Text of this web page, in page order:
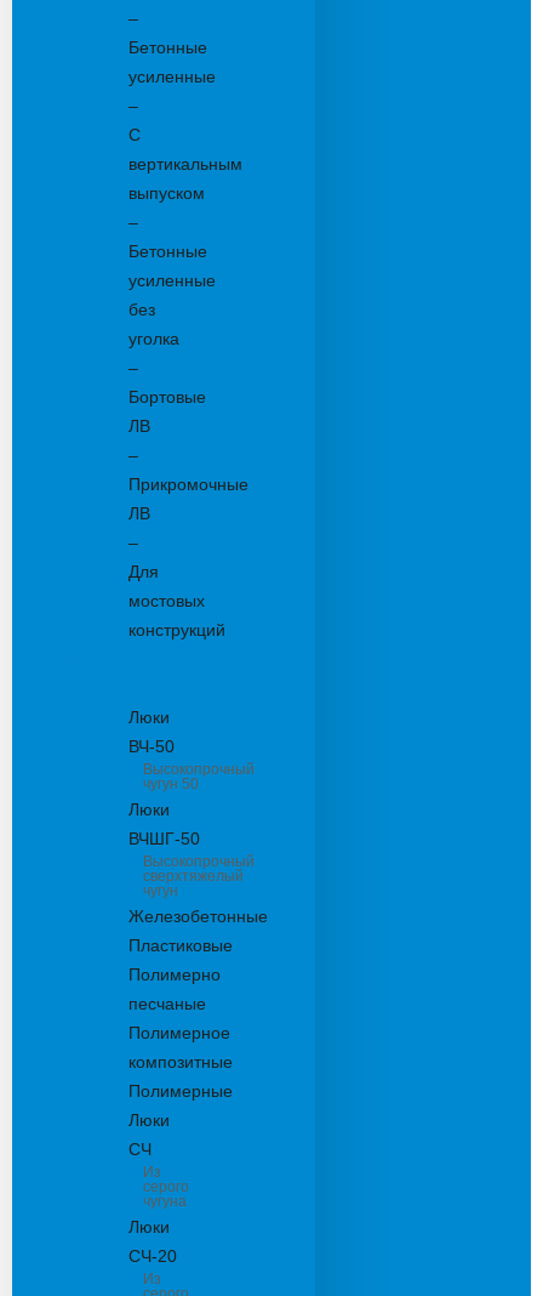
–
Бетонные
усиленные
–
С
вертикальным
выпуском
–
Бетонные
усиленные
без
уголка
–
Бортовые
ЛВ
–
Прикромочные
ЛВ
–
Для
мостовых
конструкций
Люки
ВЧ-50
Высокопрочный
чугун 50
Люки
ВЧШГ-50
Высокопрочный
сверхтяжелый
чугун
Железобетонные
Пластиковые
Полимерно
песчаные
Полимерное
композитные
Полимерные
Люки
СЧ
Из
серого
чугуна
Люки
СЧ-20
Из